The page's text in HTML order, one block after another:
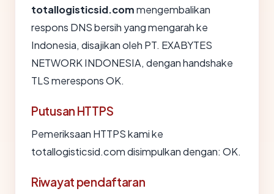
totallogisticsid.commengembalikan
respons DNS bersih yang mengarah ke
Indonesia, disajikan oleh PT. EXABYTES
NETWORK INDONESIA, dengan handshake
TLS merespons OK.
Putusan HTTPS
Pemeriksaan HTTPS kami ke
totallogisticsid.com disimpulkan dengan: OK.
Riwayat pendaftaran